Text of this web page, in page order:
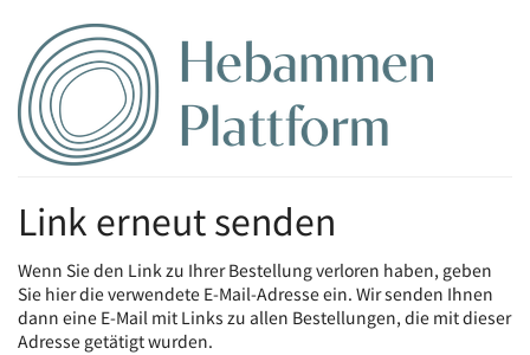
Haupt-
Inhalt
springen
Link erneut senden
Wenn Sie den Link zu Ihrer Bestellung verloren haben, geben
Sie hier die verwendete E-Mail-Adresse ein. Wir senden Ihnen
dann eine E-Mail mit Links zu allen Bestellungen, die mit dieser
Adresse getätigt wurden.